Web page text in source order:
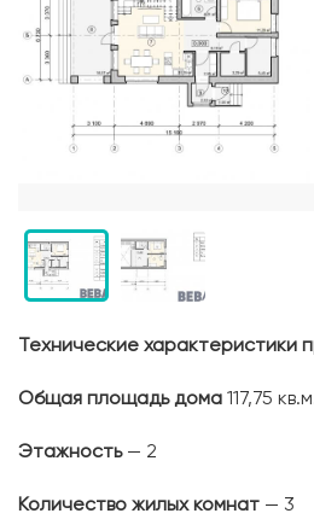
Технические характеристики
Общая площадь дома 117,75
Этажность— 2
Количество жилых комнат — 3